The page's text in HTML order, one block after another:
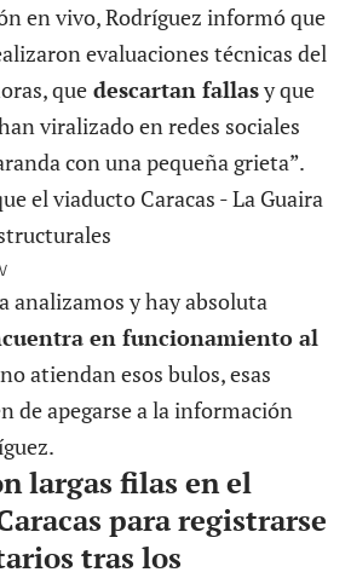
en vivo, Rodríguez informó que
evaluaciones técnicas del
que descartan fallasy que
viralizado en redes sociales
con una pequeña grieta”.
analizamos y hay absoluta
en funcionamiento al
atiendan esos bulos, esas
de apegarse a la información
largas filas en el
para registrarse
tras los